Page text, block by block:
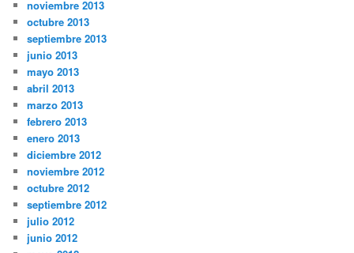
noviembre 2013
octubre 2013
septiembre 2013
junio 2013
mayo 2013
abril 2013
marzo 2013
febrero 2013
enero 2013
diciembre 2012
noviembre 2012
octubre 2012
septiembre 2012
julio 2012
junio 2012